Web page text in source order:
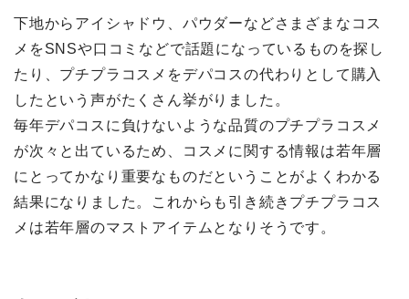
下地からアイシャドウ、パウダーなどさまざまなコス
メをSNSや口コミなどで話題になっているものを探し
たり、プチプラコスメをデパコスの代わりとして購入
したという声がたくさん挙がりました。
毎年デパコスに負けないような品質のプチプラコスメ
が次々と出ているため、コスメに関する情報は若年層
にとってかなり重要なものだということがよくわかる
結果になりました。これからも引き続きプチプラコス
メは若年層のマストアイテムとなりそうです。